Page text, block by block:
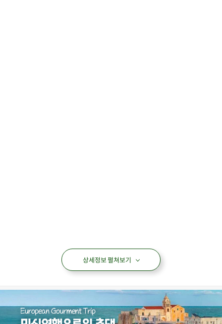
상세정보 펼쳐보기